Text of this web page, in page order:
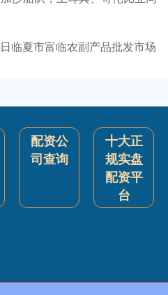
临夏市富临农副产品批发市场
配资公
司查询
十大正
规实盘
配资平
台